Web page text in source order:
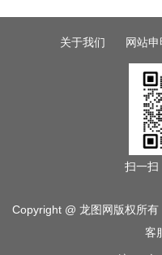
关于我们 网站申
扫一扫
Copyright @ 龙图网版权
客